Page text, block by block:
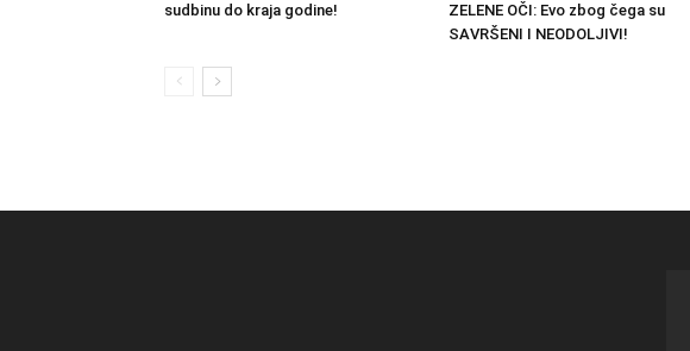
sudbinu do kraja godine!
ZELENE OČI: Evo zbog čega su
SAVRŠENI I NEODOLJIVI!